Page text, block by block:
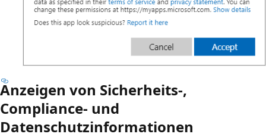
Anzeigen von Sicherheits-,
Compliance- und
Datenschutzinformationen